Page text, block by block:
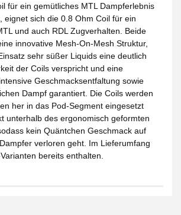
für ein gemütliches MTL Dampferlebnis
eignet sich die 0.8 Ohm Coil für ein
und auch RDL Zugverhalten. Beide
innovative Mesh-On-Mesh Struktur,
sehr süßer Liquids eine deutlich
der Coils verspricht und eine
Geschmacksentfaltung sowie
Dampf garantiert. Die Coils werden
her in das Pod-Segment eingesetzt
unterhalb des ergonomisch geformten
kein Quäntchen Geschmack auf
verloren geht. Im Lieferumfang
bereits enthalten.